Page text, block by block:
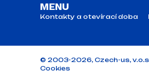
MENU
Kontakty a otevírací doba
© 2003-2026, Czech-us,
Cookies